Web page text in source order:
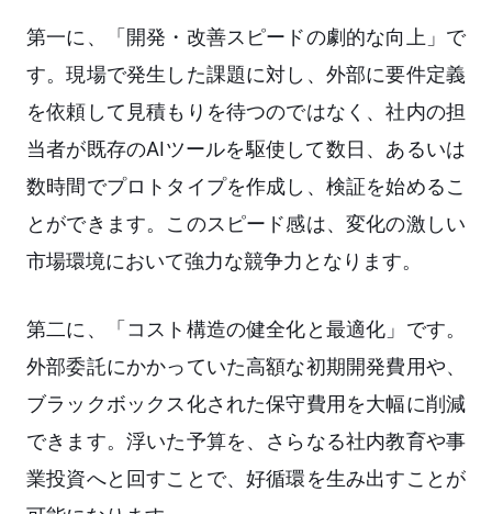
第一に、「開発・改善スピードの劇的な向上」で
す。現場で発生した課題に対し、外部に要件定義
を依頼して見積もりを待つのではなく、社内の担
当者が既存のAIツールを駆使して数日、あるいは
数時間でプロトタイプを作成し、検証を始めるこ
とができます。このスピード感は、変化の激しい
市場環境において強力な競争力となります。
第二に、「コスト構造の健全化と最適化」です。
外部委託にかかっていた高額な初期開発費用や、
ブラックボックス化された保守費用を大幅に削減
できます。浮いた予算を、さらなる社内教育や事
業投資へと回すことで、好循環を生み出すことが